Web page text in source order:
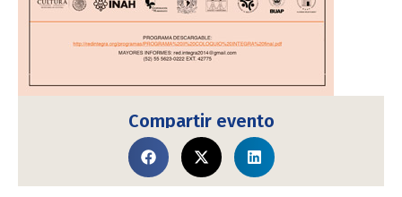
Compartir evento